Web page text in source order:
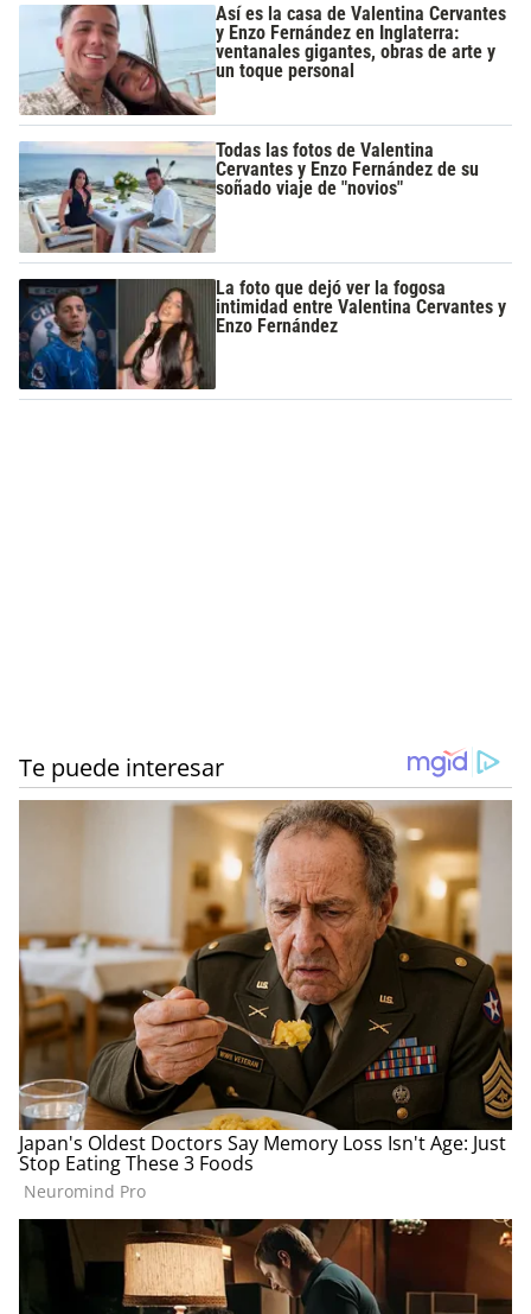
Así es la casa de Valentina Cervantes
y Enzo Fernández en Inglaterra:
ventanales gigantes, obras de arte y
un toque personal
Todas las fotos de Valentina
Cervantes y Enzo Fernández de su
soñado viaje de "novios"
La foto que dejó ver la fogosa
intimidad entre Valentina Cervantes y
Enzo Fernández